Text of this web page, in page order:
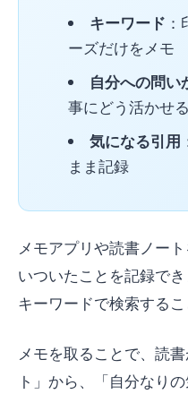
キーワード
ーズだけをメモ
自分への問い
事にどう活かせる
気になる引用
まま記録
メモアプリや読書ノー
いついたことを記録で
キーワードで検索するこ
メモを取ることで、読
ト」から、「自分なり